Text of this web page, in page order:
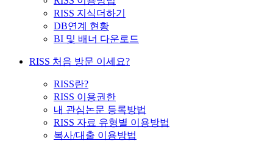
RISS 지식더하기
DB연계 현황
BI 및 배너 다운로드
RISS 처음 방문 이세요?
RISS란?
RISS 이용권한
내 관심논문 등록방법
RISS 자료 유형별 이용방법
복사/대출 이용방법